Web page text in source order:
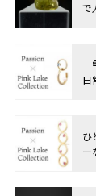
で
一
日
ひ
ー